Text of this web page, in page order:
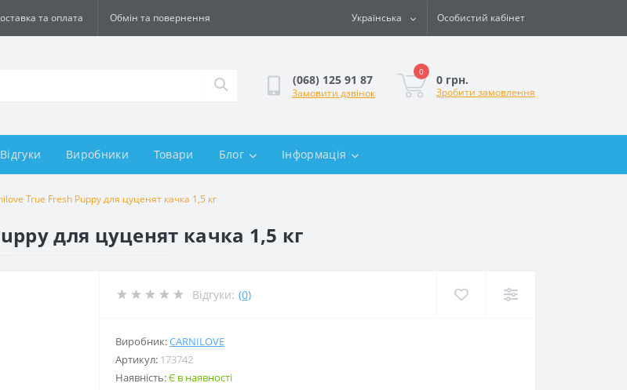
та оплата Обмін та повернення Українська Особистий кабінет
(068) 125 91 87
Замовити дзвінок
0
0 грн.
Зробити замовлення
Відгуки Виробники Товари Блог Інформація
True Fresh Puppy для цуценят качка 1,5 кг
для цуценят качка 1,5 кг
Відгуки: (0)
Виробник:CARNILOVE
Артикул: 173742
Наявність:Є в наявності